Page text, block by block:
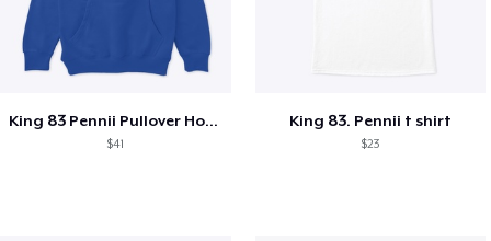
King 83 Pennii Pullover Hoodie
$41
King 83. Pennii t shirt
$23